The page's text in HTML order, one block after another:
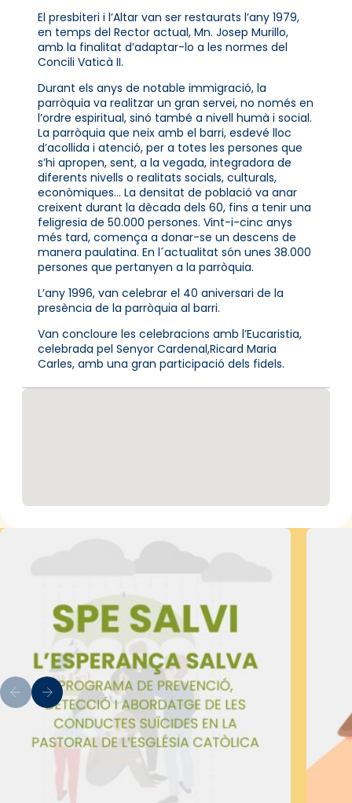
El presbiteri i l’Altar van ser restaurats l’any 1979,
en temps del Rector actual, Mn. Josep Murillo,
amb la finalitat d’adaptar-lo a les normes del
Concili Vaticà II.
Durant els anys de notable immigració, la
parròquia va realitzar un gran servei, no només en
l’ordre espiritual, sinó també a nivell humà i social.
La parròquia que neix amb el barri, esdevé lloc
d’acollida i atenció, per a totes les persones que
s’hi apropen, sent, a la vegada, integradora de
diferents nivells o realitats socials, culturals,
econòmiques… La densitat de població va anar
creixent durant la dècada dels 60, fins a tenir una
feligresia de 50.000 persones. Vint-i-cinc anys
més tard, comença a donar-se un descens de
manera paulatina. En l´actualitat són unes 38.000
persones que pertanyen a la parròquia.
L’any 1996, van celebrar el 40 aniversari de la
presència de la parròquia al barri.
Van concloure les celebracions amb l’Eucaristia,
celebrada pel Senyor Cardenal,Ricard Maria
Carles, amb una gran participació dels fidels.